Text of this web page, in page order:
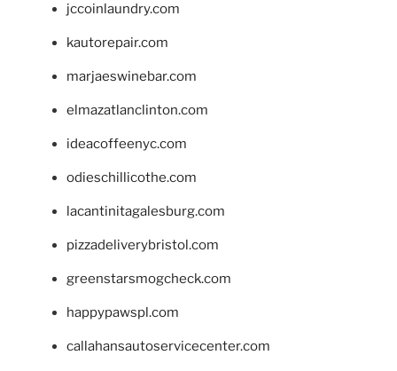
jccoinlaundry.com
kautorepair.com
marjaeswinebar.com
elmazatlanclinton.com
ideacoffeenyc.com
odieschillicothe.com
lacantinitagalesburg.com
pizzadeliverybristol.com
greenstarsmogcheck.com
happypawspl.com
callahansautoservicecenter.com